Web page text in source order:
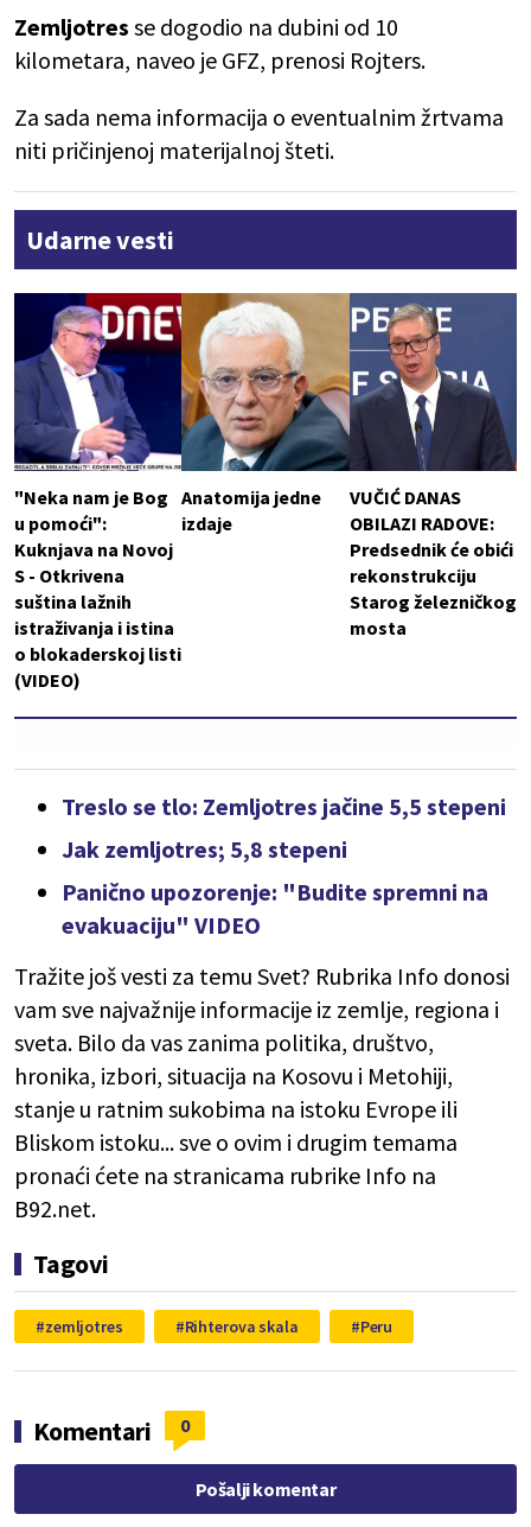
Zemljotres se dogodio na dubini od 10
kilometara, naveo je GFZ, prenosi Rojters.
Za sada nema informacija o eventualnim žrtvama
niti pričinjenoj materijalnoj šteti.
Udarne vesti
"Neka nam je Bog
u pomoći":
Kuknjava na Novoj
S - Otkrivena
suština lažnih
istraživanja i istina
o blokaderskoj listi
(VIDEO)
Anatomija jedne
izdaje
VUČIĆ DANAS
OBILAZI RADOVE:
Predsednik će obići
rekonstrukciju
Starog železničkog
mosta
Treslo se tlo: Zemljotres jačine 5,5 stepeni
Jak zemljotres; 5,8 stepeni
Panično upozorenje: "Budite spremni na
evakuaciju" VIDEO
Tražite još vesti za temu Svet? Rubrika Info donosi
vam sve najvažnije informacije iz zemlje, regiona i
sveta. Bilo da vas zanima politika, društvo,
hronika, izbori, situacija na Kosovu i Metohiji,
stanje u ratnim sukobima na istoku Evrope ili
Bliskom istoku... sve o ovim i drugim temama
pronaći ćete na stranicama rubrike Info na
B92.net.
Tagovi
zemljotres Rihterova skala Peru
Komentari 0
Pošalji komentar